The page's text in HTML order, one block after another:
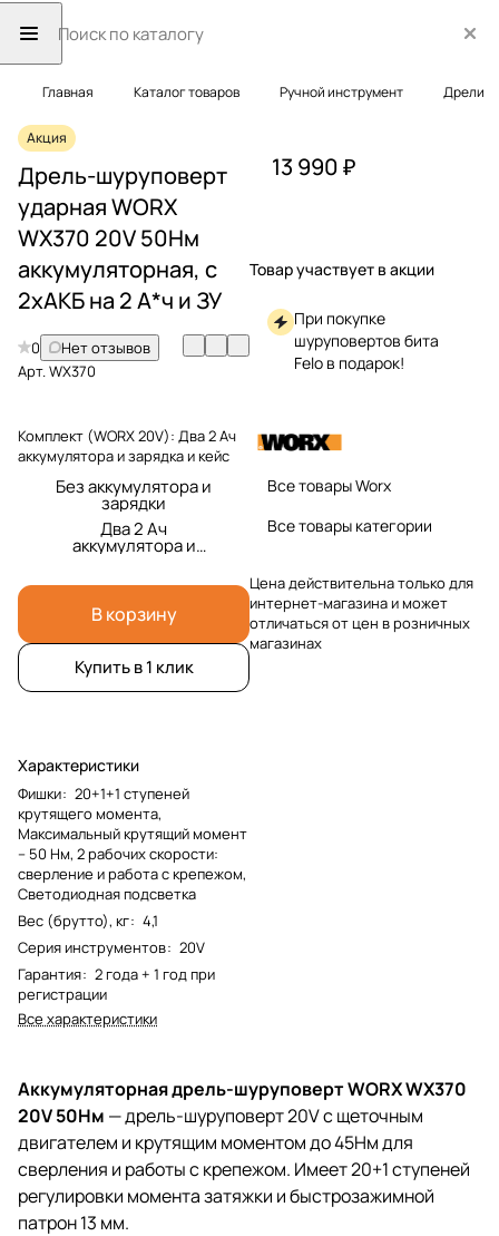
Главная Каталог товаров Ручной инструмент Дрели
Акция
Дрель-шуруповерт
ударная WORX
WX370 20V 50Нм
аккумуляторная, с
2хАКБ на 2 А*ч и ЗУ
0
Нет отзывов
Арт.WX370
Комплект (WORX 20V): Два 2 Ач
аккумулятора и зарядка и кейс
Без аккумулятора и
зарядки
Два 2 Ач
аккумулятора и
зарядка и кейс
В корзину
Купить в 1 клик
Характеристики
Фишки: 20+1+1 ступеней
крутящего момента,
Максимальный крутящий момент
– 50 Нм, 2 рабочих скорости:
сверление и работа с крепежом,
Светодиодная подсветка
Вес (брутто), кг: 4,1
Серия инструментов: 20V
Гарантия: 2 года + 1 год при
регистрации
Все характеристики
13 990 ₽
Товар участвует в акции
При покупке
шуруповертов бита
Felo в подарок!
Все товары Worx
Все товары категории
Цена действительна только для
интернет-магазина и может
отличаться от цен в розничных
магазинах
Аккумуляторная дрель-шуруповерт WORX WX370
20V 50Нм — дрель-шуруповерт 20V с щеточным
двигателем и крутящим моментом до 45Нм для
сверления и работы с крепежом. Имеет 20+1 ступеней
регулировки момента затяжки и быстрозажимной
патрон 13 мм.